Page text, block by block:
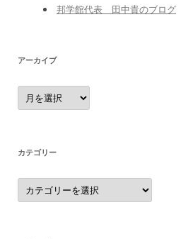
邦学館代表 田中貴のブログ
アーカイブ
ア
ー
カ
カテゴリー
カ
テ
ゴ